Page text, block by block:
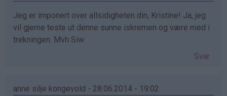
Jeg er imponert over allsidigheten din, Kristine! Ja, jeg
vil gjerne teste ut denne sunne iskremen og være med i
trekningen. Mvh Siw
Svar
anne silje kongevold - 28.06.2014 - 19:02